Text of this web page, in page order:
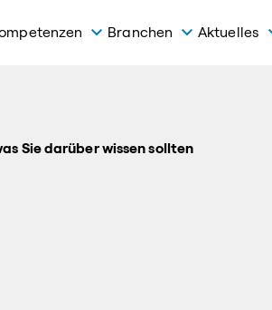
Branchen Aktuelles
Sie darüber wissen sollten